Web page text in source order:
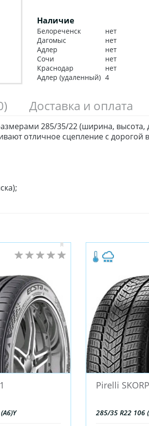
Наличие
Белореченск
нет
Дагомыс
нет
Адлер
нет
Сочи
нет
Краснодар
нет
Адлер (удаленный) 4
Доставка и оплата
285/35/22 (ширина,
отличное сцепление с дорогой
Pirelli
285/35 R22 106